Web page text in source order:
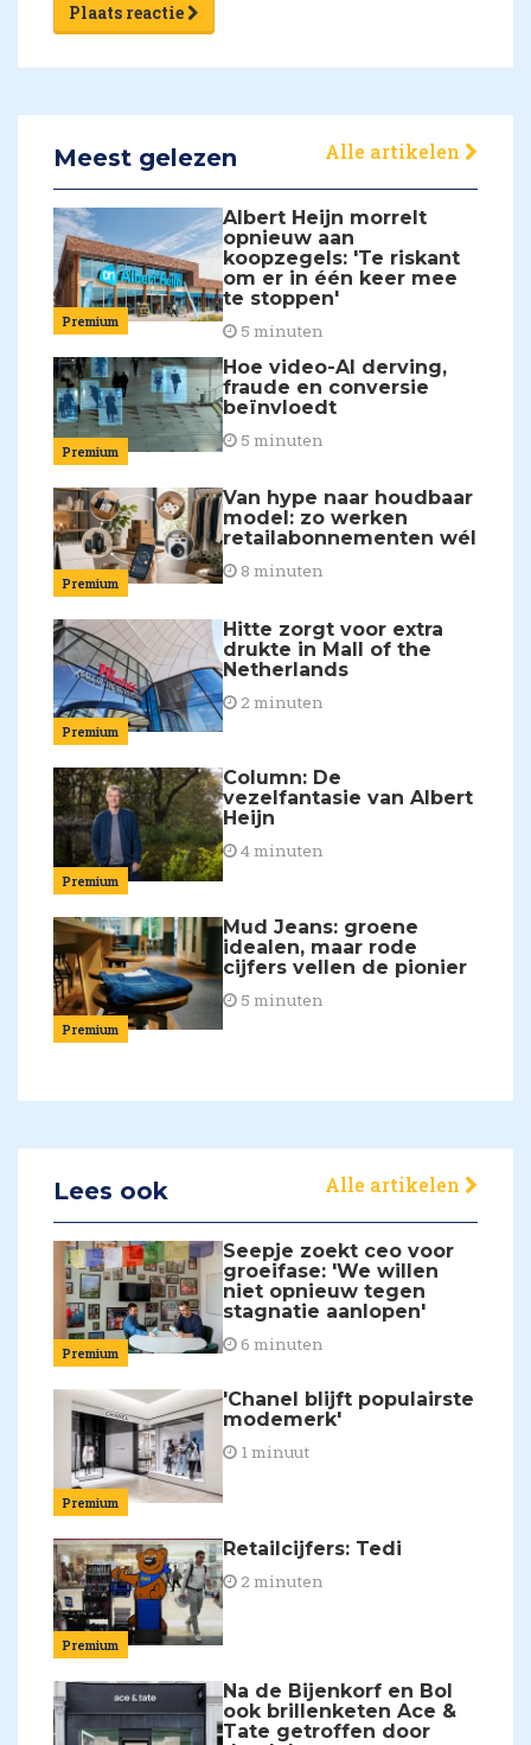
Plaats reactie
Meest gelezen Alle artikelen
Premium
Albert Heijn morrelt
opnieuw aan
koopzegels: 'Te riskant
om er in één keer mee
te stoppen'
5 minuten
Premium
Hoe video-AI derving,
fraude en conversie
beïnvloedt
5 minuten
Premium
Van hype naar houdbaar
model: zo werken
retailabonnementen wél
8 minuten
Premium
Hitte zorgt voor extra
drukte in Mall of the
Netherlands
2 minuten
Premium
Column: De
vezelfantasie van Albert
Heijn
4 minuten
Premium
Mud Jeans: groene
idealen, maar rode
cijfers vellen de pionier
5 minuten
Lees ook Alle artikelen
Premium
Seepje zoekt ceo voor
groeifase: 'We willen
niet opnieuw tegen
stagnatie aanlopen'
6 minuten
Premium
'Chanel blijft populairste
modemerk'
1 minuut
Premium
Retailcijfers: Tedi
2 minuten
Na de Bijenkorf en Bol
ook brillenketen Ace &
Tate getroffen door